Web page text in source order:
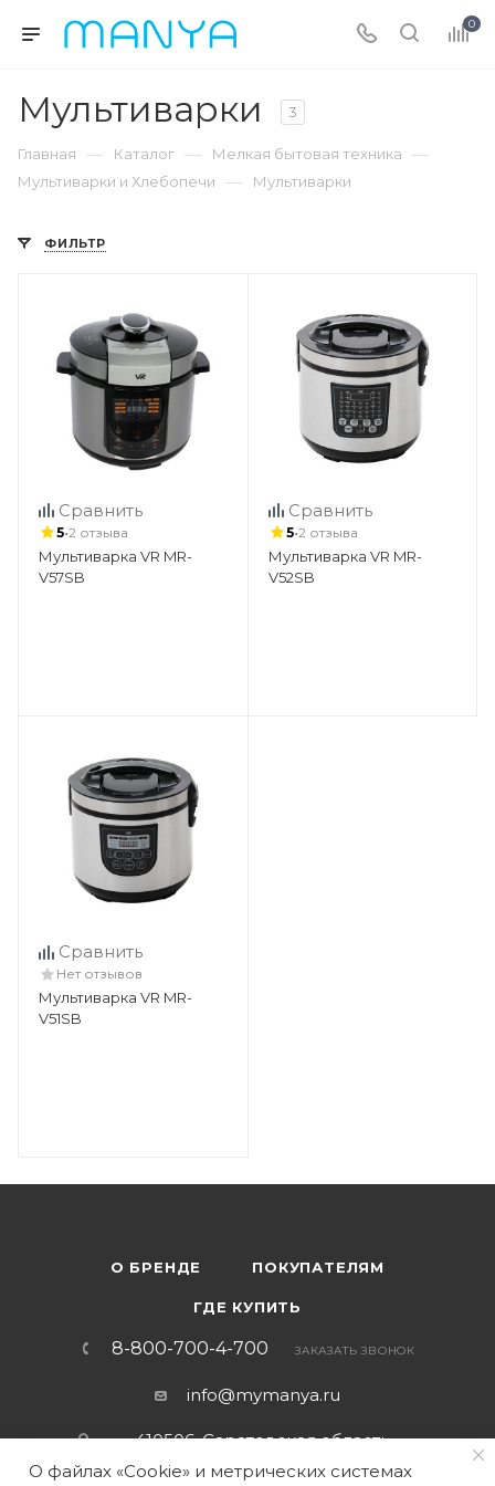
0
Мультиварки 3
Главная — Каталог — Мелкая бытовая техника —
Мультиварки и Хлебопечи — Мультиварки
ФИЛЬТР
Сравнить
5•2 отзыва
Мультиварка VR MR-
V57SB
Сравнить
5•2 отзыва
Мультиварка VR MR-
V52SB
Сравнить
Нет отзывов
Мультиварка VR MR-
V51SB
О БРЕНДЕ ПОКУПАТЕЛЯМ
ГДЕ КУПИТЬ
8-800-700-4-700 ЗАКАЗАТЬ ЗВОНОК
info@mymanya.ru
410506, Саратовская область,
г. Саратов, тер. Вольский тракт,
О файлах «Cookie» и метрических системах